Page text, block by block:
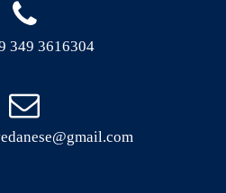
349 3616304